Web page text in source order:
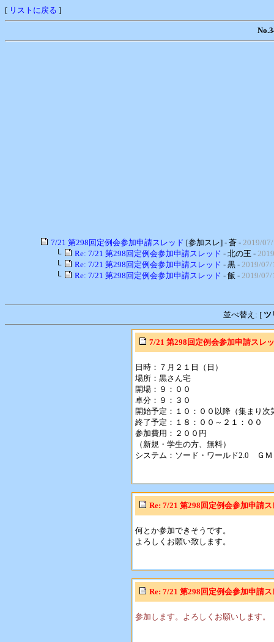
[ リストに戻る ]
7/21 第298回定例会参加申請スレッド [参加スレ] - 蒼 - 2019/
└
Re: 7/21 第298回定例会参加申請スレッド - 北の王 -
└
Re: 7/21 第298回定例会参加申請スレッド - 黒 - 2019/
└
Re: 7/21 第298回定例会参加申請スレッド - 飯 - 2019/07/
並べ替え: [ ツ
7/21 第298回定例会参加申請スレ
日時：７月２１日（日）
場所：黒さん宅
開場：９：００
卓分：９：３０
開始予定：１０：００以降（集まり次
終了予定：１８：００～２１：００
参加費用：２００円
（新規・学生の方、無料）
システム：ソード・ワールド2.0 ＧＭ
Re: 7/21 第298回定例会参加申請
何とか参加できそうです。
よろしくお願い致します。
Re: 7/21 第298回定例会参加申請
参加します。よろしくお願いします。